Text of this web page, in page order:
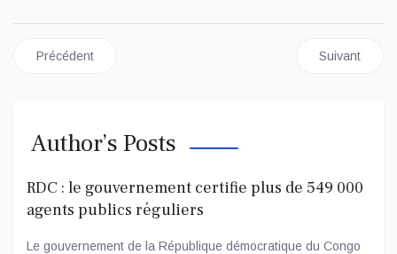
Article précédent : REVUE DE PRESSE DU JEUDI 11
Précédent Article
Suivant
Author’s Posts
RDC : le gouvernement certifie plus de 549 000
agents publics réguliers
Le gouvernement de la République démocratique du Congo